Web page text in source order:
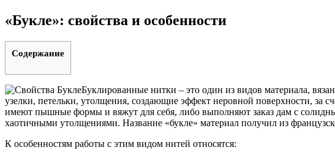
«Букле»: свойства и особенности
Содержание
Буклированные нитки – это один из видов материала,
узелки, петельки, утолщения, создающие эффект неровной поверхности, за
имеют пышные формы и вяжут для себя, либо выполняют заказ дам с
хаотичными утолщениями. Название «букле» материал получил из
К особенностям работы с этим видом нитей относятся: